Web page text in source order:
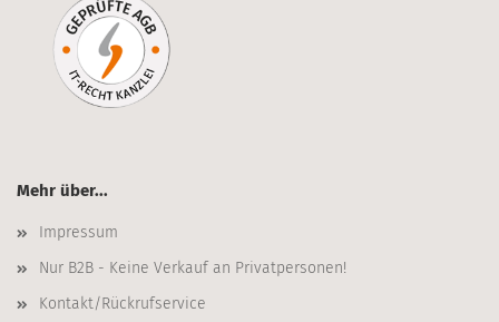
Mehr über...
Impressum
Nur B2B - Keine Verkauf an Privatpersonen!
Kontakt/Rückrufservice